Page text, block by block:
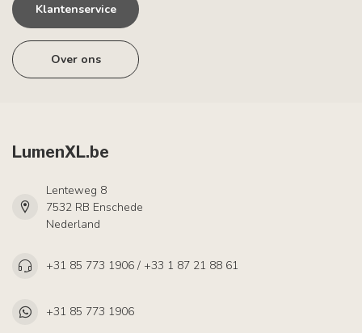
Klantenservice
Over ons
LumenXL.be
Lenteweg 8
7532 RB Enschede
Nederland
+31 85 773 1906 / +33 1 87 21 88 61
+31 85 773 1906